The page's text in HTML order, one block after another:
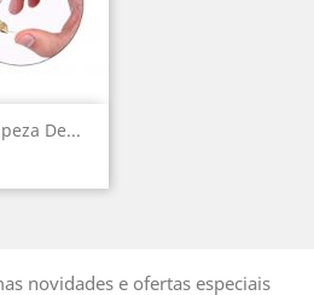
De...
novidades e ofertas especiais